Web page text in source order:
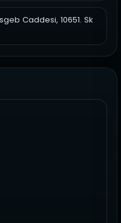
Caddesi, 10651. Sk